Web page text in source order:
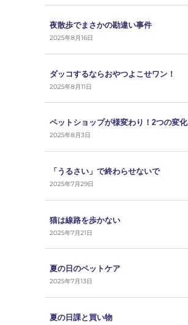
夜散歩でまさかの勘違い事件
2025年8月16日
ダッコするならおやつよこせワン！
2025年8月11日
ペットショップが様変わり！2つの変化
2025年8月3日
「うるさい」で終わらせないで
2025年7月29日
猫は線路を歩かない
2025年7月21日
夏の日のペットケア
2025年7月13日
夏の日課と買い物